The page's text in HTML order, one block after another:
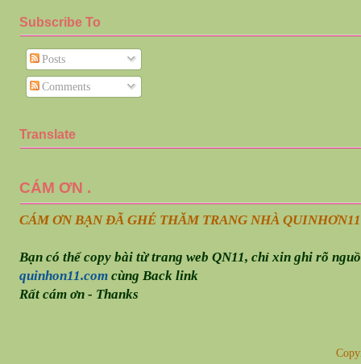
Subscribe To
Posts
Comments
Translate
CÁM ƠN .
CÁM ƠN BẠN ĐÃ GHÉ THĂM TRANG NHÀ QUINHƠN
Bạn có thể copy bài từ trang web QN11, chỉ xin ghi rõ
quinhon11.comcùng Back link
Rất cám ơn - Thanks